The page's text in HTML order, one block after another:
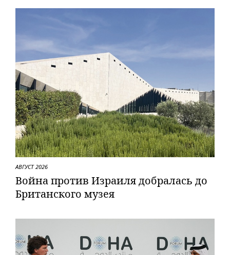
АВГУСТ 2026
Вой­на против Израиля добралась до
Британского музея